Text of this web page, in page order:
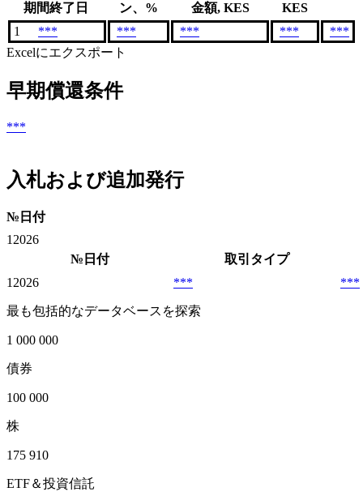
期間終了日
ン、%
金額, KES
KES
1
*** *** *** ***
***
Excelにエクスポート
早期償還条件
***
入札および追加発行
№ 日付
1 2026
№ 日付
取引タイプ
1 2026 *** ***
最も包括的なデータベースを探索
1 000 000
債券
100 000
株
175 910
ETF＆投資信託